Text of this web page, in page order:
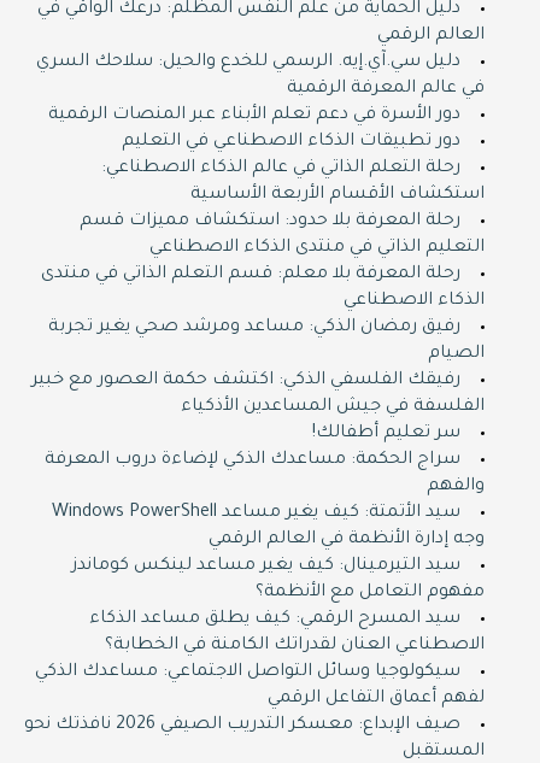
دليل الحماية من علم النفس المظلم: درعك الواقي في
العالم الرقمي
دليل سي.آي.إيه. الرسمي للخدع والحيل: سلاحك السري
في عالم المعرفة الرقمية
دور الأسرة في دعم تعلم الأبناء عبر المنصات الرقمية
دور تطبيقات الذكاء الاصطناعي في التعليم
رحلة التعلم الذاتي في عالم الذكاء الاصطناعي:
استكشاف الأقسام الأربعة الأساسية
رحلة المعرفة بلا حدود: استكشاف مميزات قسم
التعليم الذاتي في منتدى الذكاء الاصطناعي
رحلة المعرفة بلا معلم: قسم التعلم الذاتي في منتدى
الذكاء الاصطناعي
رفيق رمضان الذكي: مساعد ومرشد صحي يغير تجربة
الصيام
رفيقك الفلسفي الذكي: اكتشف حكمة العصور مع خبير
الفلسفة في جيش المساعدين الأذكياء
سر تعليم أطفالك!
سراج الحكمة: مساعدك الذكي لإضاءة دروب المعرفة
والفهم
سيد الأتمتة: كيف يغير مساعد Windows PowerShell
وجه إدارة الأنظمة في العالم الرقمي
سيد التيرمينال: كيف يغير مساعد لينكس كوماندز
مفهوم التعامل مع الأنظمة؟
سيد المسرح الرقمي: كيف يطلق مساعد الذكاء
الاصطناعي العنان لقدراتك الكامنة في الخطابة؟
سيكولوجيا وسائل التواصل الاجتماعي: مساعدك الذكي
لفهم أعماق التفاعل الرقمي
صيف الإبداع: معسكر التدريب الصيفي 2026 نافذتك نحو
المستقبل